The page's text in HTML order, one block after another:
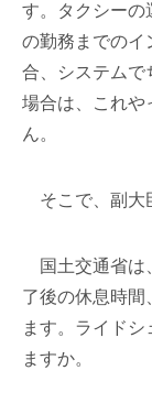
す。タクシーの
の勤務までのイ
合、システムで
場合は、これや
ん。
そこで、副大
国土交通省は
了後の休息時間
ます。ライド
ますか。